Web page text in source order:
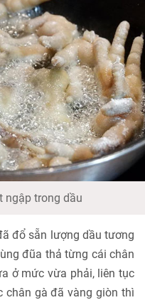
ngập trong dầu
đổ sẵn lượng dầu tương
đũa thả từng cái chân
ở mức vừa phải, liên tục
chân gà đã vàng giòn thì